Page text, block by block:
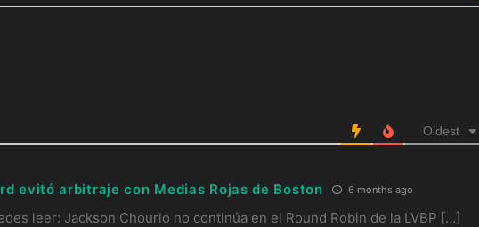
Oldest
evitó arbitraje con Medias Rojas de Boston 6 months ago
leer: Jackson Chourio no continúa en el Round Robin de la LVBP […]